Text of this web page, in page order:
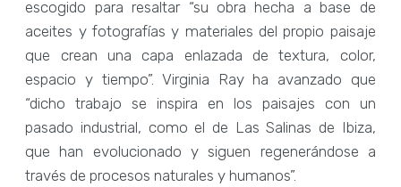
escogido para resaltar “su obra hecha a base de
aceites y fotografías y materiales del propio paisaje
que crean una capa enlazada de textura, color,
espacio y tiempo”. Virginia Ray ha avanzado que
“dicho trabajo se inspira en los paisajes con un
pasado industrial, como el de Las Salinas de Ibiza,
que han evolucionado y siguen regenerándose a
través de procesos naturales y humanos”.